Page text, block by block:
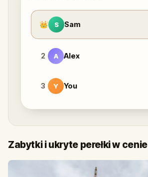
👑 S Sam
2 A Alex
3 Y You
Zabytki i ukryte perełki w cenie